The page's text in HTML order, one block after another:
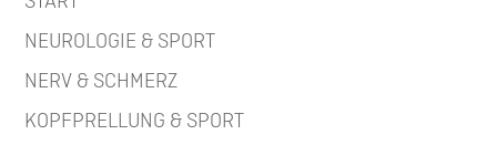
NEUROLOGIE & SPORT
NERV & SCHMERZ
KOPFPRELLUNG & SPORT